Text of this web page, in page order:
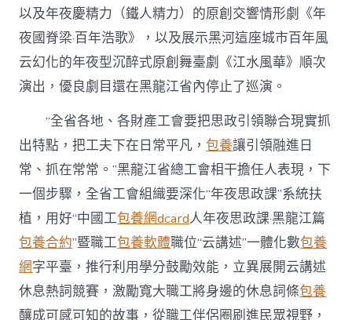
以及年夜慶精力（鐵人精力）的原創交響情形劇《年
夜國脊梁·百年浩歌》，以及展示黑河這座城市百年風
云幻化的年夜型沉醉式原創舞臺劇《江水風華》順次
演出，優良劇目還在黑龍江省內停止了巡演。
“全省各地、各財產工會要把思政引領聯合現實抓
出特點，把工夫下在日常平凡，包養讓引領融進日
常、抓在常常。”黑龍江省總工會相干擔任人表現，下
一個步驟，全省工會組織要深化“年夜思政課”系統扶
植，用好“中國工包養網dcard人年夜思政課·黑龍江篇
包養合約”暨職工包養軟體職位“云講述”一體化數包養
網字平臺，推行利用學分鼓勵效能，立異展開云講述
休息熱詞競賽，激勵寬大職工將身邊的休息詞條包養
釀成可感可知的故事，從職工伴侶圈刷進民眾視野，